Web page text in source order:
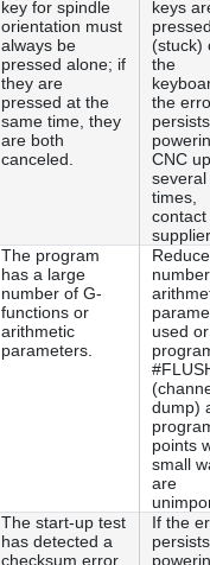
key for spindle
orientation must
always be
pressed alone; if
they are
pressed at the
same time, they
are both
canceled.
keys
(stuck)
the
the
CNC up
several
times,
The program
has a large
number of G-
functions or
arithmetic
parameters.
used or
dump)
points
small
are
The start-up test
has detected a
checksum error
If the